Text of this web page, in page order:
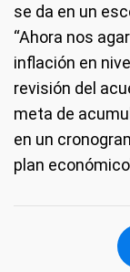
se da en un
“Ahora nos
inflación en
revisión del
meta de
en un
plan